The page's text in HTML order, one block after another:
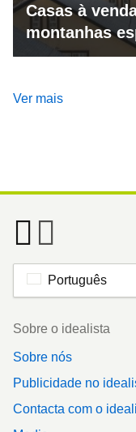
Casas à
montanhas
Ver mais
Português
Footer
Sobre o idealista
Sobre nós
Publicidade no
Contacta com o